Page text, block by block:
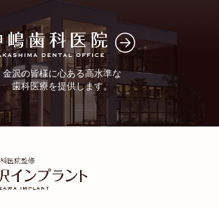
金沢の皆様に心ある高水準な
歯科医療を提供します。